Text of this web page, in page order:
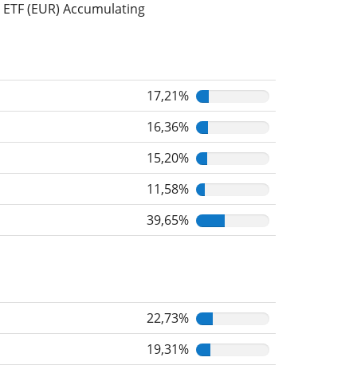
(EUR) Accumulating
17,21%
16,36%
15,20%
11,58%
39,65%
22,73%
19,31%